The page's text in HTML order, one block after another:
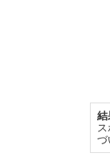
結
づ